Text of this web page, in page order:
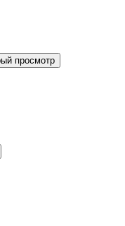
просмотр